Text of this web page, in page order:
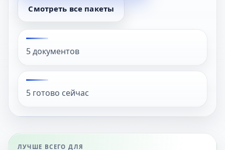
Смотреть все пакеты
5 документов
5 готово сейчас
ЛУЧШЕ ВСЕГО ДЛЯ